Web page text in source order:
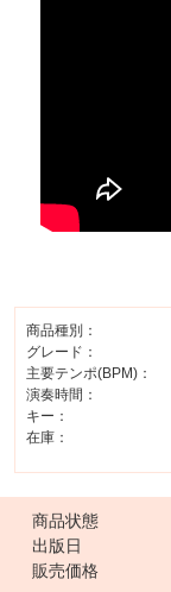
商品種別：
グレード：
主要テンポ(BPM)：
演奏時間：
キー：
在庫：
商品状態
出版日
販売価格